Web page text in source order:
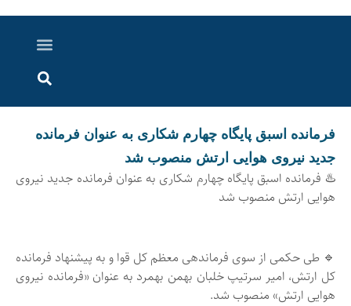
فرمانده اسبق پایگاه چهارم شکاری به عنوان فرمانده
جدید نیروی هوایی ارتش منصوب شد
♨️ فرمانده اسبق پایگاه چهارم شکاری به عنوان فرمانده جدید نیروی
هوایی ارتش منصوب شد
🔹 طی حکمی از سوی فرماندهی معظم کل قوا و به پیشنهاد فرمانده
کل ارتش، امیر سرتیپ خلبان بهمن بهمرد به عنوان «فرمانده نیروی
هوایی ارتش» منصوب شد.